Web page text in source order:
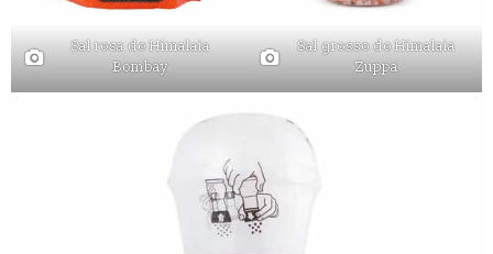
Sal rosa do Himalaia
Bombay
Sal grosso do Himalaia
Zuppa